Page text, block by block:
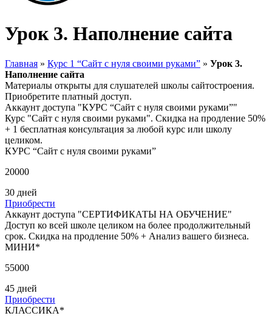
Урок 3. Наполнение сайта
Главная » Курс 1 “Сайт с нуля своими руками” » Урок 3.
Наполнение сайта
Материалы открыты для слушателей школы сайтостроения.
Приобретите платный доступ.
Аккаунт доступа "КУРС “Сайт с нуля своими руками”"
Курс "Сайт с нуля своими руками". Скидка на продление 50%
+ 1 бесплатная консультация за любой курс или школу
целиком.
КУРС “Сайт с нуля своими руками”
20000
30 дней
Приобрести
Аккаунт доступа "СЕРТИФИКАТЫ НА ОБУЧЕНИЕ"
Доступ ко всей школе целиком на более продолжительный
срок. Скидка на продление 50% + Анализ вашего бизнеса.
МИНИ*
55000
45 дней
Приобрести
КЛАССИКА*